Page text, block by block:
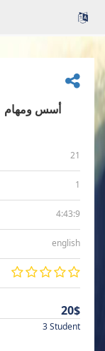
21
1
4:43:9
english
20$
3 Student